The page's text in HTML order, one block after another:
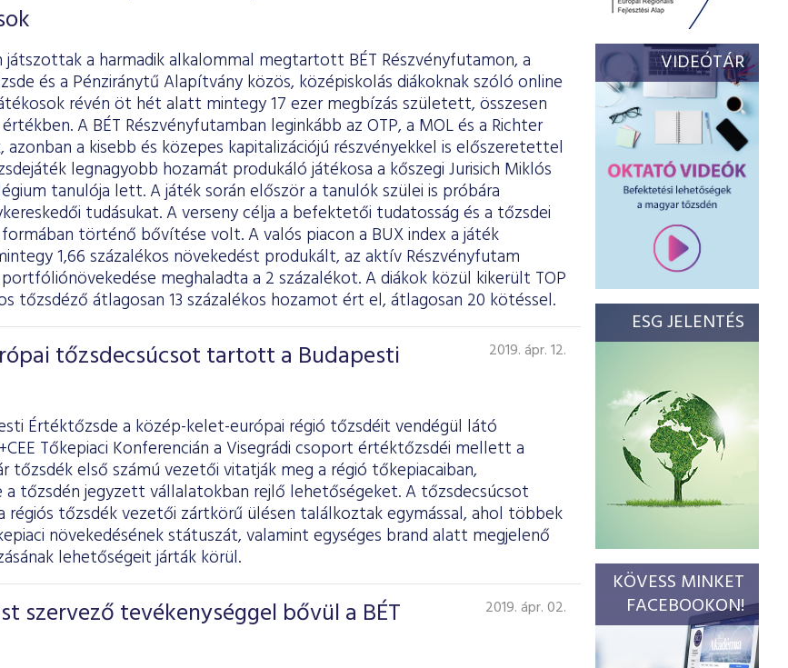
játszottak a harmadik alkalommal megtartott BÉT Részvényfutamon, a
és a Pénziránytű Alapítvány közös, középiskolás diákoknak szóló online
révén öt hét alatt mintegy 17 ezer megbízás született, összesen
A BÉT Részvényfutamban leginkább az OTP, a MOL és a Richter
a kisebb és közepes kapitalizációjú részvényekkel is előszeretettel
legnagyobb hozamát produkáló játékosa a kőszegi Jurisich Miklós
tanulója lett. A játék során először a tanulók szülei is próbára
tudásukat. A verseny célja a befektetői tudatosság és a tőzsdei
történő bővítése volt. A valós piacon a BUX index a játék
1,66 százalékos növekedést produkált, az aktív Részvényfutam
meghaladta a 2 százalékot. A diákok közül kikerült TOP
tőzsdéző átlagosan 13 százalékos hozamot ért el, átlagosan 20 kötéssel.
tőzsdecsúcsot tartott a Budapesti
2019. ápr. 12.
Értéktőzsde a közép-kelet-európai régió tőzsdéit vendégül látó
Tőkepiaci Konferencián a Visegrádi csoport értéktőzsdéi mellett a
tőzsdék első számú vezetői vitatják meg a régió tőkepiacaiban,
tőzsdén jegyzett vállalatokban rejlő lehetőségeket. A tőzsdecsúcsot
régiós tőzsdék vezetői zártkörű ülésen találkoztak egymással, ahol többek
növekedésének státuszát, valamint egységes brand alatt megjelenő
lehetőségeit járták körül.
szervező tevékenységgel bővül a BÉT
2019. ápr. 02.
VIDEÓTÁR
ESG JELENTÉS
KÖVESS MINKET
FACEBOOKON!